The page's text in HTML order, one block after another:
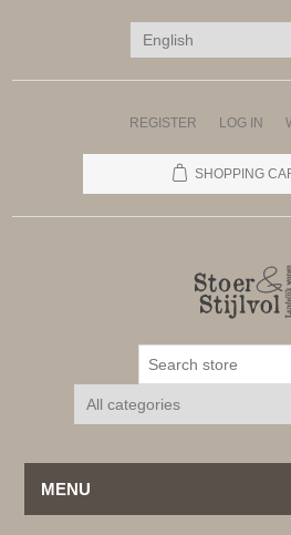
REGISTER LOG IN
SHOPPING
MENU